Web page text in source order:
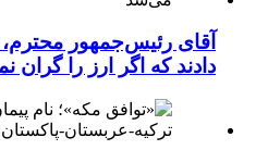
آقای رئیس‌جمهور
دادند که اگر ارز را